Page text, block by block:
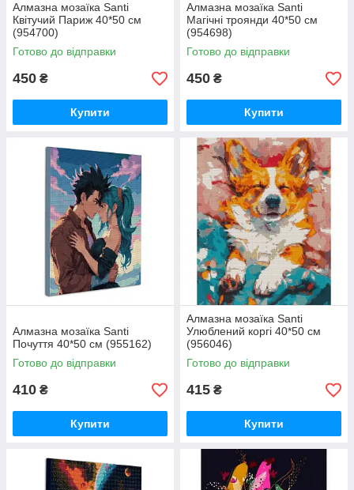
Алмазна мозаїка Santi
Квітучий Париж 40*50 см
(954700)
Готово до відправки
450 ₴
Купити
Алмазна мозаїка Santi
Магічні троянди 40*50 см
(954698)
Готово до відправки
450 ₴
Купити
Алмазна мозаїка Santi
Почуття 40*50 см (955162)
Готово до відправки
410 ₴
Купити
Алмазна мозаїка Santi
Улюблений коргі 40*50 см
(956046)
Готово до відправки
415 ₴
Купити